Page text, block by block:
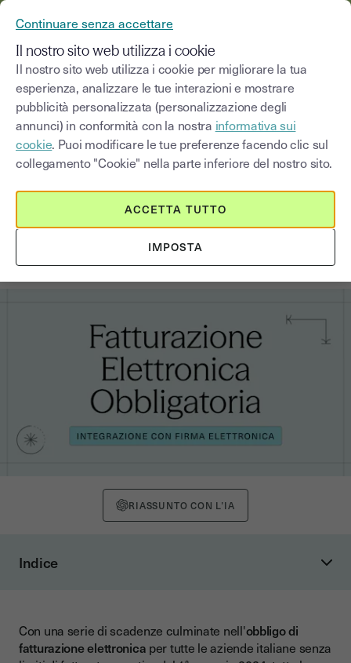
Blog
Seleziona una categoria Saisissez un terme
Guida alla fatturazione
elettronica per le transazioni B2B
RIASSUNTO CON L’IA
Indice
Cosa dice la legge sull'obbligo di fatturazione elettronica
Con una serie di scadenze culminate nell'obbligo di
fatturazione elettronica per tutte le aziende italiane senza
Continuare senza accettare
Il nostro sito web utilizza i cookie
Il nostro sito web utilizza i cookie per migliorare la tua
esperienza, analizzare le tue interazioni e mostrare
pubblicità personalizzata (personalizzazione degli
annunci) in conformità con la nostra informativa sui
cookie. Puoi modificare le tue preferenze facendo clic sul
collegamento "Cookie" nella parte inferiore del nostro sito.
IMPOSTA
ACCETTA TUTTO